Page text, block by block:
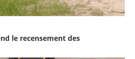
le recensement des